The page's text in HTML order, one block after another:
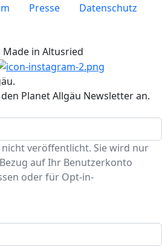
Presse
Datenschutz
in Altusried
Planet Allgäu Newsletter an.
nicht veröffentlicht. Sie wird nur
auf Ihr Benutzerkonto
oder für Opt-in-